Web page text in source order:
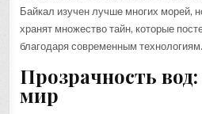
Байкал изучен лучше многих морей,
хранят множество тайн, которые
благодаря современным технологиям.
Прозрачность
мир